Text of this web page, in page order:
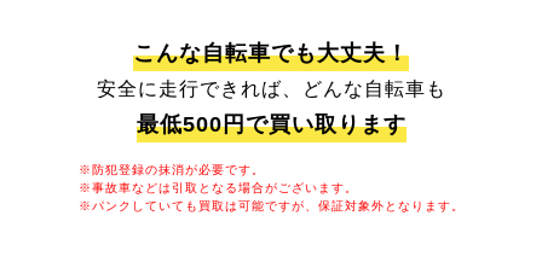
こんな自転車でも大丈夫！
安全に走行できれば、どんな自転車も
最低500円で買い取ります
※防犯登録の抹消が必要です。
※事故車などは引取となる場合がございます。
※パンクしていても買取は可能ですが、保証対象外となります。